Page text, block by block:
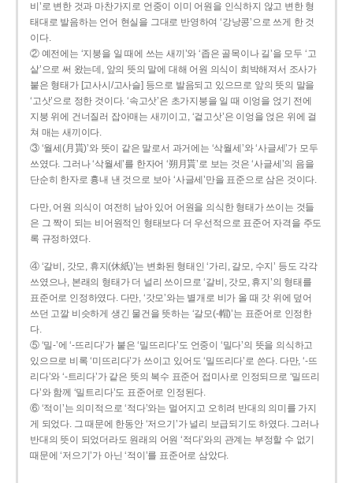
비’로 변한 것과 마찬가지로 언중이 이미 어원을 인식하지 않고 변한 형
태대로 발음하는 언어 현실을 그대로 반영하여 ‘강낭콩’으로 쓰게 한 것
이다.
② 예전에는 ‘지붕을 일 때에 쓰는 새끼’와 ‘좁은 골목이나 길’을 모두 ‘고
샅’으로 써 왔는데, 앞의 뜻의 말에 대해 어원 의식이 희박해져서 조사가
붙은 형태가 [고사시/고사슬] 등으로 발음되고 있으므로 앞의 뜻의 말을
‘고삿’으로 정한 것이다. ‘속고삿’은 초가지붕을 일 때 이엉을 얹기 전에
지붕 위에 건너질러 잡아매는 새끼이고, ‘겉고삿’은 이엉을 얹은 위에 걸
쳐 매는 새끼이다.
③ ‘월세(月貰)’와 뜻이 같은 말로서 과거에는 ‘삭월세’와 ‘사글세’가 모두
쓰였다. 그러나 ‘삭월세’를 한자어 ‘朔月貰’로 보는 것은 ‘사글세’의 음을
단순히 한자로 흉내 낸 것으로 보아 ‘사글세’만을 표준으로 삼은 것이다.
다만, 어원 의식이 여전히 남아 있어 어원을 의식한 형태가 쓰이는 것들
은 그 짝이 되는 비어원적인 형태보다 더 우선적으로 표준어 자격을 주도
록 규정하였다.
④ ‘갈비, 갓모, 휴지(休紙)’는 변화된 형태인 ‘가리, 갈모, 수지’ 등도 각각
쓰였으나, 본래의 형태가 더 널리 쓰이므로 ‘갈비, 갓모, 휴지’의 형태를
표준어로 인정하였다. 다만, ‘갓모’와는 별개로 비가 올 때 갓 위에 덮어
쓰던 고깔 비슷하게 생긴 물건을 뜻하는 ‘갈모(-帽)’는 표준어로 인정한
다.
⑤ ‘밀-’에 ‘-뜨리다’가 붙은 ‘밀뜨리다’도 언중이 ‘밀다’의 뜻을 의식하고
있으므로 비록 ‘미뜨리다’가 쓰이고 있어도 ‘밀뜨리다’로 쓴다. 다만, ‘-뜨
리다’와 ‘-트리다’가 같은 뜻의 복수 표준어 접미사로 인정되므로 ‘밀뜨리
다’와 함께 ‘밀트리다’도 표준어로 인정된다.
⑥ ‘적이’는 의미적으로 ‘적다’와는 멀어지고 오히려 반대의 의미를 가지
게 되었다. 그 때문에 한동안 ‘저으기’가 널리 보급되기도 하였다. 그러나
반대의 뜻이 되었더라도 원래의 어원 ‘적다’와의 관계는 부정할 수 없기
때문에 ‘저으기’가 아닌 ‘적이’를 표준어로 삼았다.